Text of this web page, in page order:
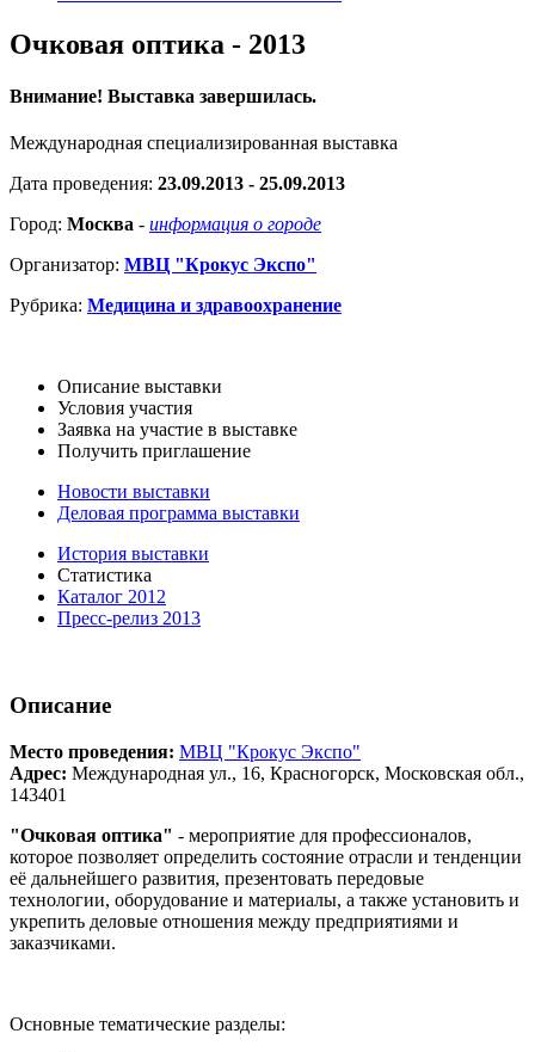
Очковая оптика - 2013
Внимание! Выставка завершилась.
Международная специализированная выставка
Дата проведения: 23.09.2013 - 25.09.2013
Город: Москва - информация о городе
Организатор: МВЦ "Крокус Экспо"
Рубрика: Медицина и здравоохранение
Описание выставки
Условия участия
Заявка на участие в выставке
Получить приглашение
Новости выставки
Деловая программа выставки
История выставки
Статистика
Каталог 2012
Пресс-релиз 2013
Описание
Место проведения: МВЦ "Крокус Экспо"
Адрес: Международная ул., 16, Красногорск, Московская обл.,
143401
"Очковая оптика" - мероприятие для профессионалов,
которое позволяет определить состояние отрасли и тенденции
её дальнейшего развития, презентовать передовые
технологии, оборудование и материалы, а также установить и
укрепить деловые отношения между предприятиями и
заказчиками.
Основные тематические разделы: